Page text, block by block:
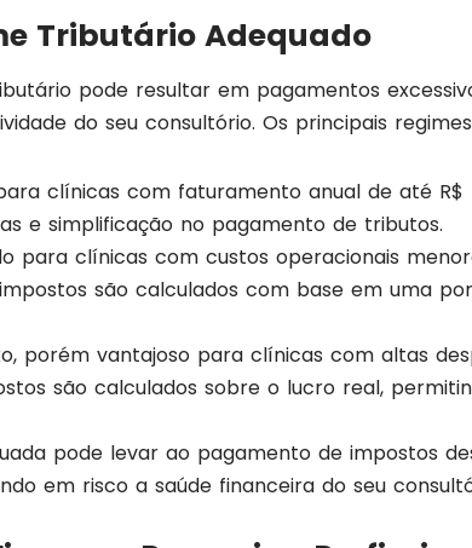
Tributário Adequado
pode resultar em pagamentos
do seu consultório. Os principais
clínicas com faturamento anual de até R$
e simplificação no pagamento de tributos.
para clínicas com custos operacionais
são calculados com base em uma
porém vantajoso para clínicas com altas
são calculados sobre o lucro real,
pode levar ao pagamento de impostos
em risco a saúde financeira do seu